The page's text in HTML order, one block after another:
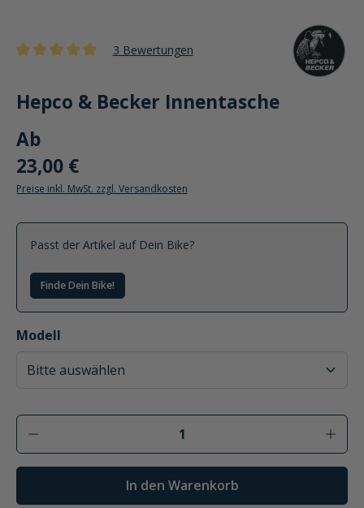
3 Bewertungen
Hepco & Becker Innentasche
Ab
23,00 €
Preise inkl. MwSt. zzgl. Versandkosten
Passt der Artikel auf Dein Bike?
Finde Dein Bike!
Modell
auswählen
Produkt Anzahl: Gib den gewünschten
In den Warenkorb